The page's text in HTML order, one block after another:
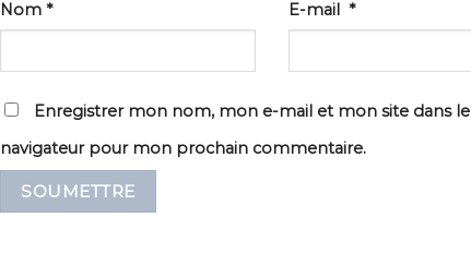
Nom * E-mail*
Enregistrer mon nom, mon e-mail et mon site dans le
navigateur pour mon prochain commentaire.